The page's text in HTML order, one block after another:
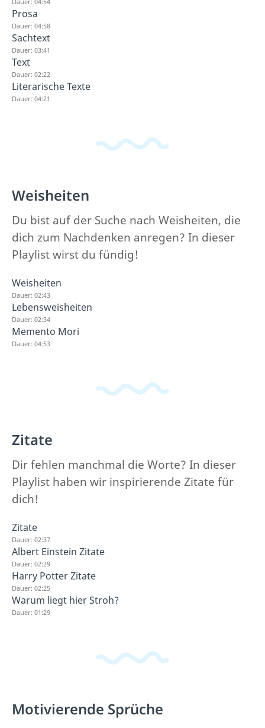
Prosa
Dauer: 04:58
Sachtext
Dauer: 03:41
Text
Dauer: 02:22
Literarische Texte
Dauer: 04:21
Weisheiten
Du bist auf der Suche nach Weisheiten, die
dich zum Nachdenken anregen? In dieser
Playlist wirst du fündig!
Weisheiten
Dauer: 02:43
Lebensweisheiten
Dauer: 02:34
Memento Mori
Dauer: 04:53
Zitate
Dir fehlen manchmal die Worte? In dieser
Playlist haben wir inspirierende Zitate für
dich!
Zitate
Dauer: 02:37
Albert Einstein Zitate
Dauer: 02:29
Harry Potter Zitate
Dauer: 02:25
Warum liegt hier Stroh?
Dauer: 01:29
Motivierende Sprüche